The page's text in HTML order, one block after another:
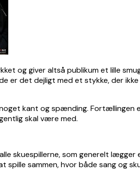
og giver altså publikum et lille
er det dejligt med et stykke, der
kant og spænding.
skal være med.
skuespillerne, som generelt
sammen, hvor både sang og